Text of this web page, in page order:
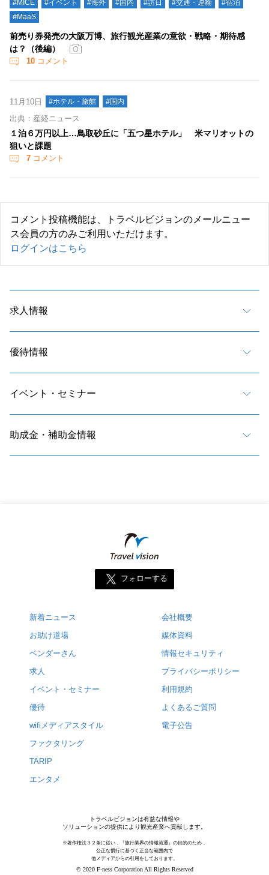
#MICE
#イベント #海外 #国内 #訪日 #交通・運輸
#宿泊
#MaaS
前売り券発売の大阪万博、旅行観光産業の意欲・戦略・期待感
は？（後編）
10 コメント
11月10日 #ホテル・旅館 #国内
出典：産経ニュース
１泊６万円以上…鳥取砂丘に「五つ星ホテル」 米マリオットの
狙いと課題
7 コメント
コメント投稿機能は、トラベルビジョンのメールニュー
ス会員の方のみご利用いただけます。
ログインはこちら
求人情報
優待情報
イベント・セミナー
助成金・補助金情報
フォローする
新着ニュース
お助け道場
ベンダーさん
求人
イベント・セミナー
優待
wifiメディアスタイル
ファクタリング
TARIP
エンタメ
会社概要
媒体資料
情報セキュリティ
プライバシーポリシー
利用規約
よくあるご質問
電子公告
トラベルビジョンは有益な情報や
ソリューションの提供により観光産業へ貢献します。
※著作権法３２条に従い，『旅行業界の情報流通』の目的のため，
公正な慣行に基づく正当な範囲内で
他メディアからの引用をしております。
© 2020 F-ness Corporation All Rights Reserved